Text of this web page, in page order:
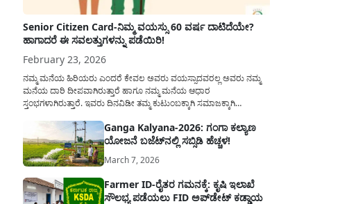
Senior Citizen Card-ನಿಮ್ಮ ವಯಸ್ಸು 60 ವರ್ಷ ದಾಟಿದೆಯೇ?
ಹಾಗಾದರೆ ಈ ಸವಲತ್ತುಗಳನ್ನು ಪಡೆಯಿರಿ!
February 23, 2026
ನಮ್ಮ ಮನೆಯ ಹಿರಿಯರು ಎಂದರೆ ಕೇವಲ ಅವರು ವಯಸ್ಸಾದವರಲ್ಲ ಅವರು ನಮ್ಮ
ಮನೆಯ ದಾರಿ ದೀಪವಾಗಿರುತ್ತಾರೆ ಹಾಗೂ ನಮ್ಮ ಮನೆಯ ಆಧಾರ
ಸ್ತಂಭಗಳಾಗಿರುತ್ತಾರೆ. ಇವರು ದಿನವಿಡೀ ತಮ್ಮ ಕುಟುಂಬಕ್ಕಾಗಿ ಸಮಾಜಕ್ಕಾಗಿ
ನೆಮ್ಮದಿಯಿಂದ ಕಳೆಯಬೇಕೆಂಬುದು ಪ್ರತಿಯೊಬ್ಬರ ಕನಸಾಗಿರುತ್ತದೆ ಆದ್ದರಿಂದ
ಸರ್ಕಾರವು ಹಿರಿಯ ನಾಗರಿಕರ ಗುರುತಿನ ಚೀಟಿ...
Ganga Kalyana-2026: ಗಂಗಾ ಕಲ್ಯಾಣ
ಯೋಜನೆ ಬಜೆಟ್‌ನಲ್ಲಿ ಸಬ್ಸಿಡಿ ಹೆಚ್ಚಳ!
March 7, 2026
Farmer ID-ರೈತರ ಗಮನಕ್ಕೆ: ಕೃಷಿ ಇಲಾಖೆ
ಸೌಲಭ್ಯ ಪಡೆಯಲು FID ಅಪ್‌ಡೇಟ್ ಕಡ್ಡಾಯ